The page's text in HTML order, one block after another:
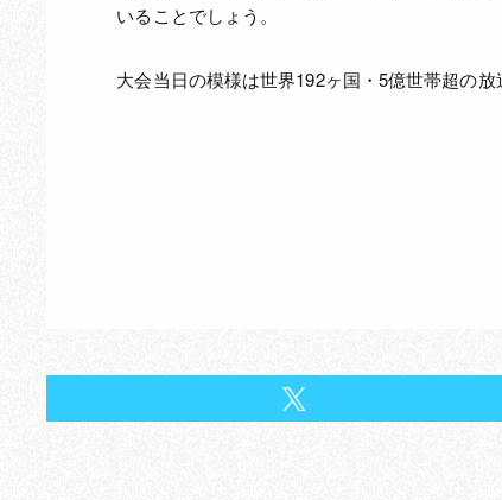
いることでしょう。
大会当日の模様は世界192ヶ国・5億世帯超の